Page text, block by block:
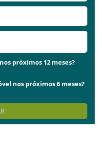
próximos 12 meses?
nos próximos 6 meses?